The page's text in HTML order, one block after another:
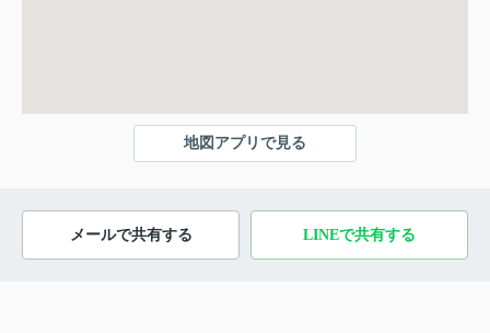
地図アプリで見る
メールで共有する LINEで共有する